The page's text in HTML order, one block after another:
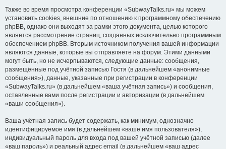
Также во время просмотра конференции «SubwayTalks.ru» мы можем
установить cookies, внешние по отношению к программному обеспечению
phpBB, однако они выходят за рамки этого документа, целью которого
является рассмотрение страниц, созданных исключительно программным
обеспечением phpBB. Вторым источником получения вашей информации
являются данные, которые вы отправляете на форум. Этими данными
могут быть, но не исчерпываются, следующие данные: сообщения,
размещённые под учётной записью Гостя (в дальнейшем «анонимные
сообщения»), данные, указанные при регистрации в конференции
«SubwayTalks.ru» (в дальнейшем «ваша учётная запись») и сообщения,
оставленные вами после регистрации и авторизации (в дальнейшем
«ваши сообщения»).
Ваша учётная запись будет содержать, как минимум, однозначно
идентифицируемое имя (в дальнейшем «ваше имя пользователя»),
индивидуальный пароль для входа под вашей учётной записью (далее
«ваш пароль») и реальный адрес email (в дальнейшем «ваш адрес